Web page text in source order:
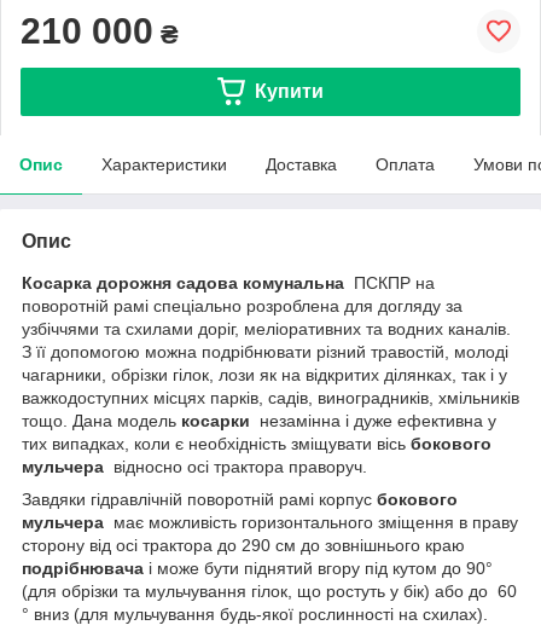
210 000 ₴
Купити
Опис Характеристики Доставка Оплата Умови
Опис
Косарка дорожня садова комунальна ПСКПР на
поворотній рамі спеціально розроблена для догляду за
узбіччями та схилами доріг, меліоративних та водних каналів.
З її допомогою можна подрібнювати різний травостій, молоді
чагарники, обрізки гілок, лози як на відкритих ділянках, так і у
важкодоступних місцях парків, садів, виноградників, хмільників
тощо. Дана модель косарки
незамінна і дуже ефективна у
тих випадках, коли є необхідність зміщувати вісь бокового
мульчера відносно осі трактора праворуч.
Завдяки гідравлічній поворотній рамі корпус бокового
мульчера має можливість горизонтального зміщення в праву
сторону від осі трактора до 290 см до зовнішнього краю
подрібнювача і може бути піднятий вгору під кутом до 90°
(для обрізки та мульчування гілок, що ростуть у бік) або до 60
° вниз (для мульчування будь-якої рослинності на схилах).